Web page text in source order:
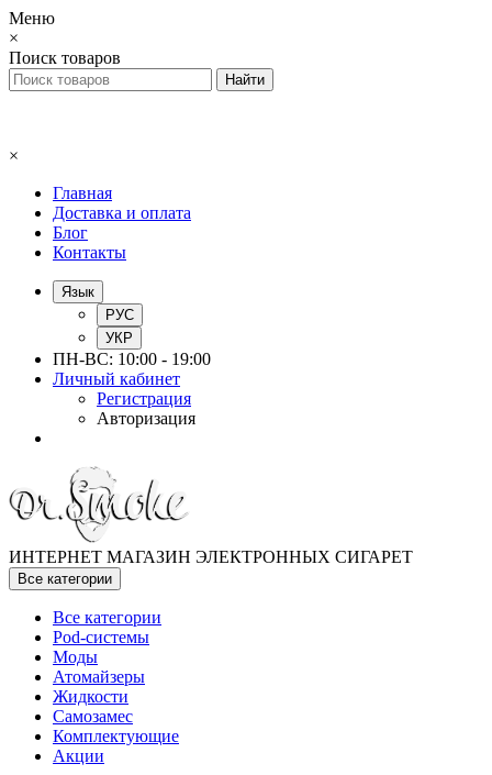
Меню
×
Поиск товаров
×
Главная
Доставка и оплата
Блог
Контакты
Язык
РУС
УКР
ПН-ВС: 10:00 - 19:00
Личный кабинет
Регистрация
Авторизация
ИНТЕРНЕТ МАГАЗИН ЭЛЕКТРОННЫХ СИГАРЕТ
Все категории
Все категории
Pod-системы
Моды
Атомайзеры
Жидкости
Самозамес
Комплектующие
Акции